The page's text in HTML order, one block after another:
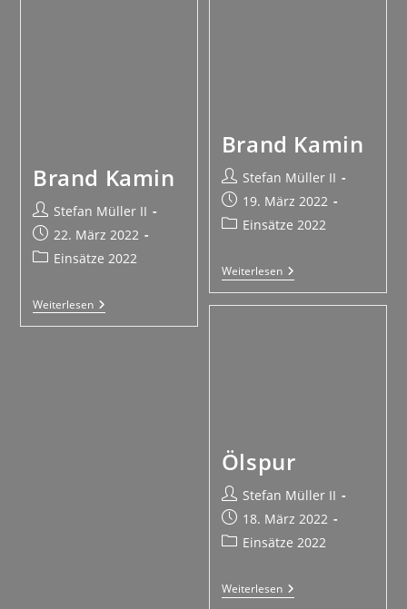
Brand Kamin
Stefan Müller II
22. März 2022
Einsätze 2022
Weiterlesen
Brand Kamin
Stefan Müller II
19. März 2022
Einsätze 2022
Weiterlesen
Ölspur
Stefan Müller II
18. März 2022
Einsätze 2022
Weiterlesen